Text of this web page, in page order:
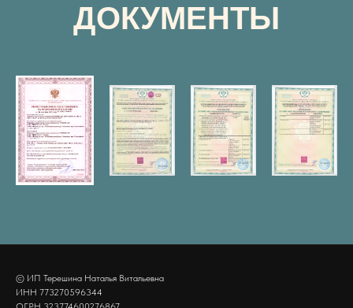
ДОКУМЕНТЫ
© ИП Терешина Наталья Витальевна
ИНН 773270596344